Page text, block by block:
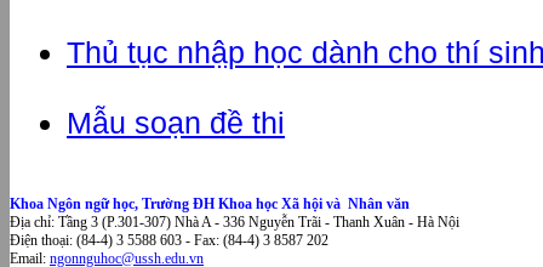
Thủ tục nhập học dành cho thí
Mẫu soạn đề thi
Khoa Ngôn ngữ học, Trường ĐH Khoa học Xã hội và Nhân văn
Địa chỉ: Tầng 3 (P.301-307) Nhà A - 336 Nguyễn Trãi - Thanh Xuân - Hà Nội
Điện thoại: (84-4) 3 5588 603 - Fax: (84-4) 3 8587 202
Email: ngonnguhoc@ussh.edu.vn